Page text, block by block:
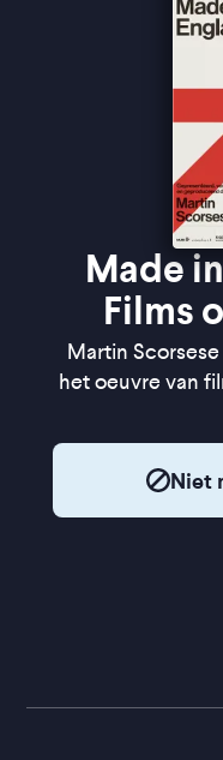
Made
Films
Martin
het oeuvre van
Niet